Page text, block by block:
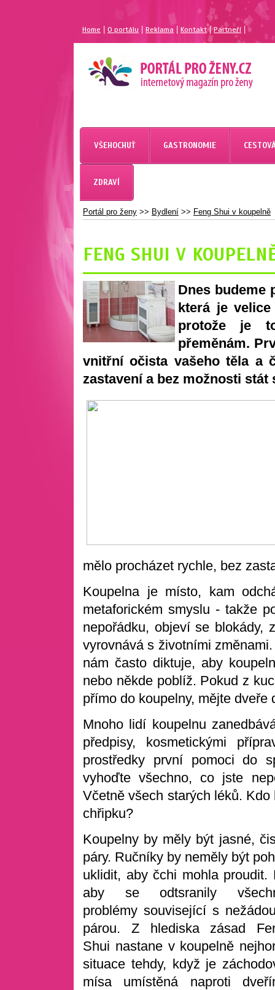
Home |O portálu Reklama Kontakt| Partneří
MAGAZÍN PRO ŽENY
PORTÁL PRO ŽENY.CZ
VŠEHOCHUŤ GASTRONOMIE
ZDRAVÍ
Portál pro ženy >> Bydlení >> Feng Shui v koupelně
FENG SHUI V
Dnes budeme
která je
protože je
přeměnám.
vnitřní očista vašeho těla a
zastavení a bez možnosti stát
mělo procházet rychle, bez
Koupelna je místo, kam
metaforickém smyslu - takže
nepořádku, objeví se blokády,
vyrovnává s životními
nám často diktuje, aby
nebo někde poblíž. Pokud z
přímo do koupelny, mějte
Mnoho lidí koupelnu
předpisy, kosmetickými
prostředky první pomoci do
vyhoďte všechno, co jste
Včetně všech starých léků.
chřipku?
Koupelny by měly být jasné,
páry. Ručníky by neměly být
uklidit, aby čchi mohla
aby se odtsranily
problémy související s
párou. Z hlediska zásad
Shui nastane v koupelně
situace tehdy, když je
mísa umístěná naproti